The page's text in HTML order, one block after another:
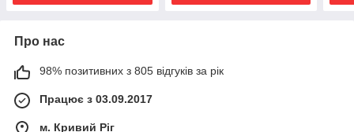
Про нас
98% позитивних з 805 відгуків за рік
Працює з 03.09.2017
м. Кривий Ріг